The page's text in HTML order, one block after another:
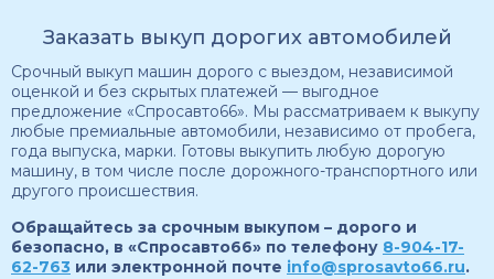
Заказать выкуп дорогих автомобилей
Срочный выкуп машин дорого с выездом, независимой
оценкой и без скрытых платежей — выгодное
предложение «Спросавто66». Мы рассматриваем к выкупу
любые премиальные автомобили, независимо от пробега,
года выпуска, марки. Готовы выкупить любую дорогую
машину, в том числе после дорожного-транспортного или
другого происшествия.
Обращайтесь за срочным выкупом – дорого и
безопасно, в «Спросавто66» по телефону 8-904-17-
62-763 или электронной почте info@sprosavto66.ru.